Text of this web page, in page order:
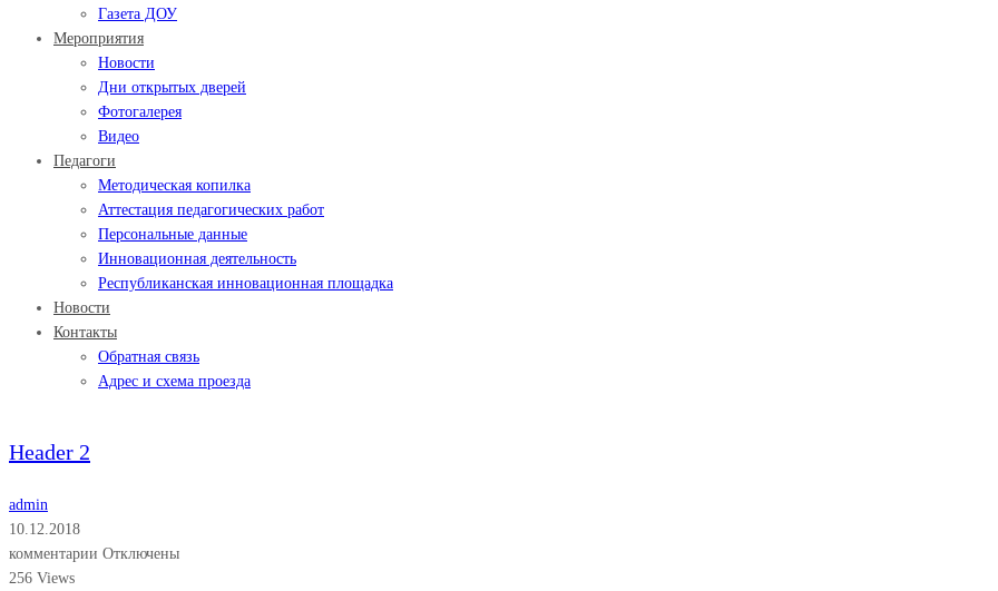
Газета ДОУ
Мероприятия
Новости
Дни открытых дверей
Фотогалерея
Видео
Педагоги
Методическая копилка
Аттестация педагогических работ
Персональные данные
Инновационная деятельность
Республиканская инновационная площадка
Новости
Контакты
Обратная связь
Адрес и схема проезда
Header 2
admin
10.12.2018
комментарии Отключены
256 Views